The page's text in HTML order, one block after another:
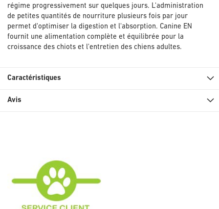
régime progressivement sur quelques jours. L'administration
de petites quantités de nourriture plusieurs fois par jour
permet d'optimiser la digestion et l'absorption. Canine EN
fournit une alimentation complète et équilibrée pour la
croissance des chiots et l'entretien des chiens adultes.
Caractéristiques
Avis